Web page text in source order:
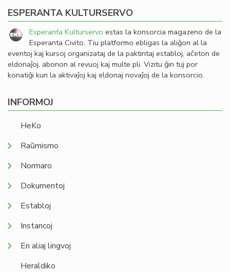
ESPERANTA KULTURSERVO
Esperanta Kulturservo estas la konsorcia magazeno de la
Esperanta Civito. Tiu platformo ebligas la aliĝon al la
eventoj kaj kursoj organizataj de la paktintaj establoj, aĉeton de
eldonaĵoj, abonon al revuoj kaj multe pli. Vizitu ĝin tuj por
konatiĝi kun la aktivaĵoj kaj eldonaj novaĵoj de la konsorcio.
INFORMOJ
HeKo
Raŭmismo
Normaro
Dokumentoj
Establoj
Instancoj
En aliaj lingvoj
Heraldiko